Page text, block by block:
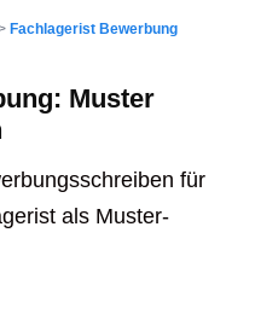
Fachlagerist Bewerbung
Muster
für
als Muster-